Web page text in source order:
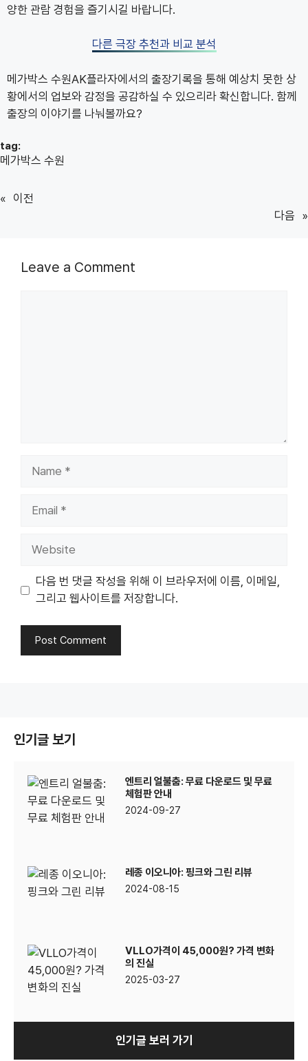
양한 관람 경험을 즐기시길 바랍니다.
다른 극장 추천과 비교 분석
메가박스 수원AK플라자에서의 출장기록을 통해 예상치 못한 상
황에서의 업보와 감정을 공감하실 수 있으리라 확신합니다. 함께
출장의 이야기를 나눠볼까요?
tag:
메가박스 수원
« 이전
다음 »
Leave a Comment
다음 번 댓글 작성을 위해 이 브라우저에 이름, 이메일,
그리고 웹사이트를 저장합니다.
인기글 보기
엔트리 얼불춤: 무료 다운로드 및 무료
체험판 안내
2024-09-27
레종 이오니아: 핑크와 그린 리뷰
2024-08-15
VLLO가격이 45,000원? 가격 변화
의 진실
2025-03-27
인기글 보러 가기